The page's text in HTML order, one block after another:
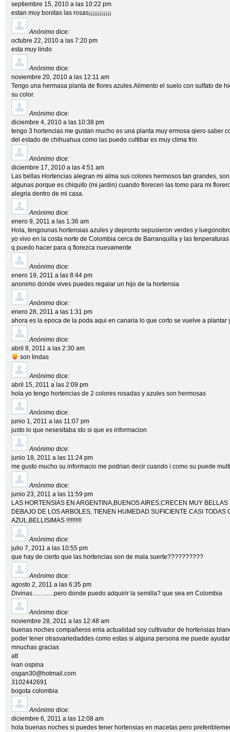
septiembre 15, 2010 a las 10:22 pm
estan muy bonitas las rosas¡¡¡¡¡¡¡¡¡¡¡
Anónimo dice:
octubre 22, 2010 a las 7:20 pm
esta muy lindo
Anónimo dice:
noviembre 20, 2010 a las 12:11 am
Tengo una hermasa planta de flores azules.Alimento el suelo con sulfato de
su color.
Anónimo dice:
diciembre 4, 2010 a las 10:38 pm
tengo 3 hortencias me gustan mucho es una planta muy ermosa qiero saber
del estado de chihuahua como las puedo cultibar es muy clima frio
Anónimo dice:
diciembre 17, 2010 a las 4:51 am
Las bellas Hortencias alegran mi alma sus colores hermosos tan grandes,
algunas porque es chiquito (mi jardin) cuando florecen las tomo para mi
alegria dentro de mi casa.
Anónimo dice:
enero 9, 2011 a las 1:36 am
Hola, tengounas hortensias azules y depronto sepusieron verdes y
yo vivo en la costa norte de Colombia cerca de Barranquilla y las
q puedo hacer para q florezca nuevamente
Anónimo dice:
enero 19, 2011 a las 8:44 pm
anonimo donde vives puedes regalar un hijo de la hortensia
Anónimo dice:
enero 28, 2011 a las 1:31 pm
ahora es la epoca de la poda aqui en canaria lo que corto se vuelve a plantar
Anónimo dice:
abril 8, 2011 a las 2:30 am
son lindas
Anónimo dice:
abril 15, 2011 a las 2:09 pm
hola yo tengo hortencias de 2 colores rosadas y azules son hermosas
Anónimo dice:
junio 1, 2011 a las 11:07 pm
justo lo que nesesitaba sto si que es informacion
Anónimo dice:
junio 18, 2011 a las 11:24 pm
me gusto mucho su informacio me podrian decir cuando i como su puede
Anónimo dice:
junio 23, 2011 a las 11:59 pm
LAS HORTENSIAS EN ARGENTINA,BUENOS AIRES,CRECEN MUY BELLAS
DEBAJO DE LOS ARBOLES, TIENEN HUMEDAD SUFICIENTE CASI TODAS
AZUL,BELLISIMAS !!!!!!!!!!
Anónimo dice:
julio 7, 2011 a las 10:55 pm
que hay de cierto que las hortencias son de mala suerte??????????
Anónimo dice:
agosto 2, 2011 a las 6:35 pm
Divinas………..pero donde puedo adquirir la semilla? que sea en Colombia
Anónimo dice:
noviembre 28, 2011 a las 12:48 am
buenas noches compañeros enla actualidad soy cultivador de hortensias
poder tener otrasvariedaddes como estas si alguna persona me puede
mnuchas gracias
att
ivan ospina
osgan30@hotmail.com
3102442691
bogota colombia
Anónimo dice:
diciembre 6, 2011 a las 12:08 am
hola buenas noches si puedes tener hortensias en macetas pero